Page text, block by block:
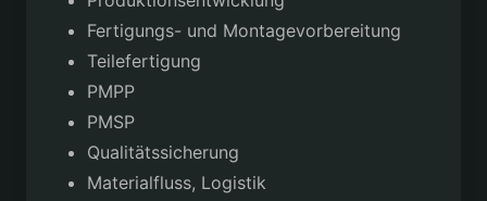
Fertigungs- und Montagevorbereitung
Teilefertigung
PMPP
PMSP
Qualitätssicherung
Materialfluss, Logistik